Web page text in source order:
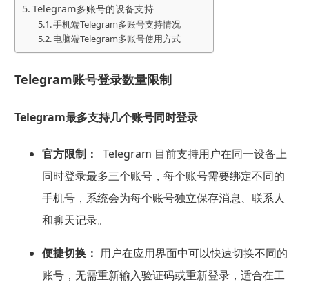
Telegram多账号的设备支持
手机端Telegram多账号支持情况
电脑端Telegram多账号使用方式
Telegram账号登录数量限制
Telegram最多支持几个账号同时登录
官方限制：
Telegram 目前支持用户在同一设备上
同时登录最多三个账号，每个账号需要绑定不同的
手机号，系统会为每个账号独立保存消息、联系人
和聊天记录。
便捷切换： 用户在应用界面中可以快速切换不同的
账号，无需重新输入验证码或重新登录，适合在工